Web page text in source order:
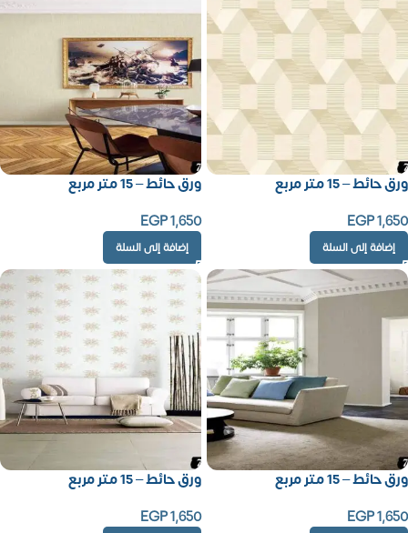
ورق حائط – 15 متر مربع
EGP1,650
إضافة إلى السلة
ورق حائط – 15 متر مربع
EGP1,650
إضافة إلى السلة
ورق حائط – 15 متر مربع
EGP1,650
ورق حائط – 15 متر مربع
EGP1,650